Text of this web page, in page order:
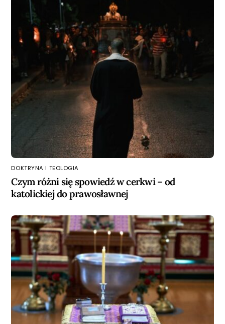
DOKTRYNA I TEOLOGIA
Czym różni się spowiedź w cerkwi – od
katolickiej do prawosławnej